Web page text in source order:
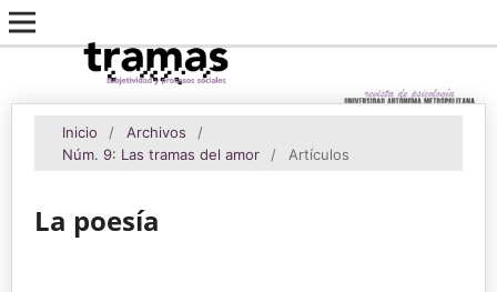
Inicio / Archivos
/
Núm. 9: Las tramas del amor
/ Artículos
La poesía